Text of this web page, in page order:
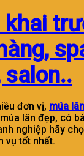
khai
salon..
đơn vị, múa
lân đẹp, có
nghiệp hãy
vụ tốt nhất.